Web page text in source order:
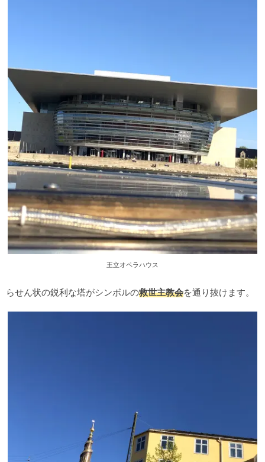
王立オペラハウス
らせん状の鋭利な塔がシンボルの救世主教会を通り抜けます。